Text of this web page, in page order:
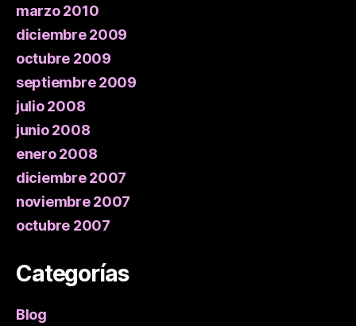
marzo 2010
diciembre 2009
octubre 2009
septiembre 2009
julio 2008
junio 2008
enero 2008
diciembre 2007
noviembre 2007
octubre 2007
Categorías
Blog